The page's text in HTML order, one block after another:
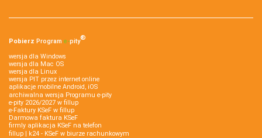
Pobierz Program e‑pity®
wersja dla Windows
wersja dla Mac OS
wersja dla Linux
wersja PIT przez internet online
aplikacje mobilne Android, iOS
archiwalna wersja Programu e-pity
e-pity 2026/2027 w fillup
e‑Faktury KSeF w fillup
Darmowa faktura KSeF
firmly aplikacja KSeF na telefon
fillup | k24 - KSeF w biurze rachunkowym